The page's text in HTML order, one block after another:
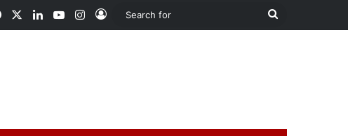
FacebookLinkedInYouTubeInstagram
Log In
Search